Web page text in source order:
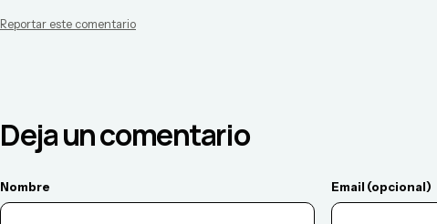
Reportar este comentario
Deja un comentario
Nombre Email (opcional)